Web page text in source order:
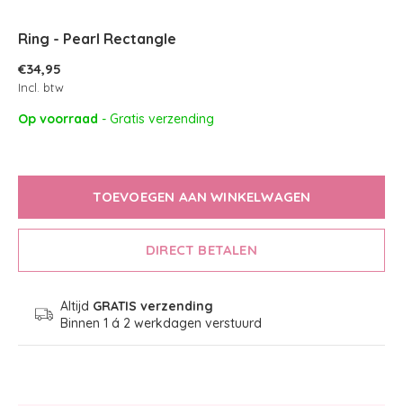
Ring - Pearl Rectangle
€34,95
Incl. btw
Op voorraad - Gratis verzending
TOEVOEGEN AAN WINKELWAGEN
DIRECT BETALEN
Altijd GRATIS verzending
Binnen 1 á 2 werkdagen verstuurd